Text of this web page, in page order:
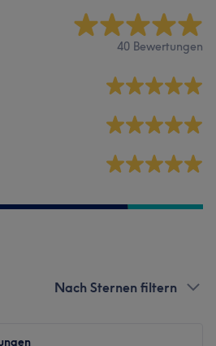
40 Bewertungen
Nach Sternen filtern